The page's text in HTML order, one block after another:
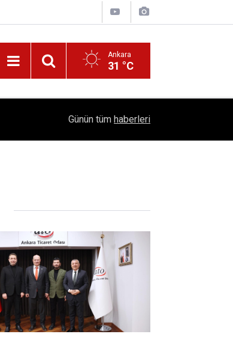
Ankara
31 °C
1504 Kep, Tek Bir Hedef: Bilim Kenti Çubuk
Günün tüm haberleri